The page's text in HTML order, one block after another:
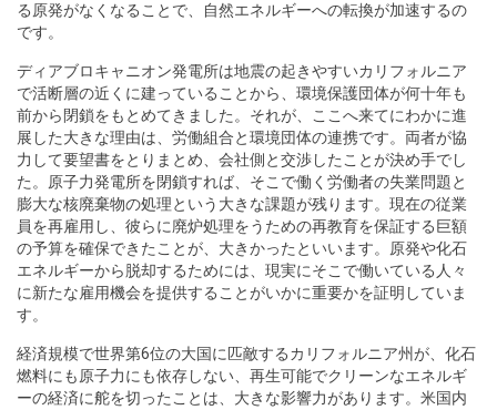
る原発がなくなることで、自然エネルギーへの転換が加速するの
です。
ディアブロキャニオン発電所は地震の起きやすいカリフォルニア
で活断層の近くに建っていることから、環境保護団体が何十年も
前から閉鎖をもとめてきました。それが、ここへ来てにわかに進
展した大きな理由は、労働組合と環境団体の連携です。両者が協
力して要望書をとりまとめ、会社側と交渉したことが決め手でし
た。原子力発電所を閉鎖すれば、そこで働く労働者の失業問題と
膨大な核廃棄物の処理という大きな課題が残ります。現在の従業
員を再雇用し、彼らに廃炉処理をうための再教育を保証する巨額
の予算を確保できたことが、大きかったといいます。原発や化石
エネルギーから脱却するためには、現実にそこで働いている人々
に新たな雇用機会を提供することがいかに重要かを証明していま
す。
経済規模で世界第6位の大国に匹敵するカリフォルニア州が、化石
燃料にも原子力にも依存しない、再生可能でクリーンなエネルギ
ーの経済に舵を切ったことは、大きな影響力があります。米国内